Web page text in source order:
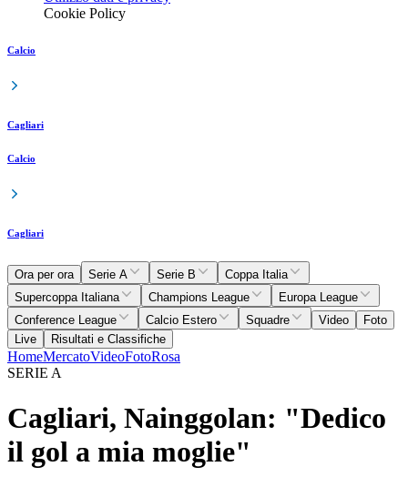
Cookie Policy
Calcio
Cagliari
Calcio
Cagliari
Ora per ora Serie A Serie B
Coppa Italia
Supercoppa Italiana
Champions League
Europa League
Conference League
Calcio Estero Squadre Video
Foto
Live
Risultati e Classifiche
HomeMercatoVideoFotoRosa
SERIE A
Cagliari, Nainggolan: "Dedico
il gol a mia moglie"